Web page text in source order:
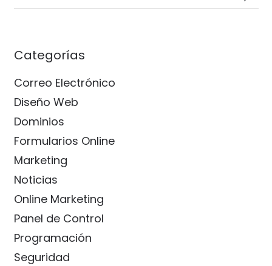
Categorías
Correo Electrónico
Diseño Web
Dominios
Formularios Online
Marketing
Noticias
Online Marketing
Panel de Control
Programación
Seguridad